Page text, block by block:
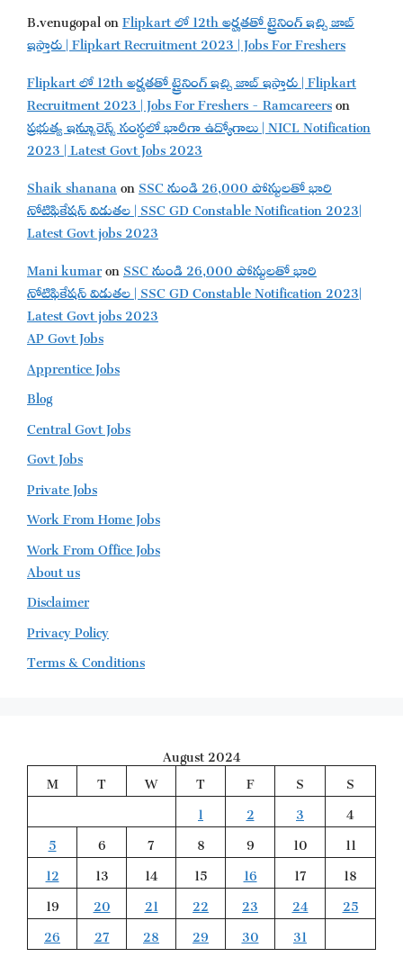
B.venugopalonFlipkart లో 12th అర్హతతో ట్రైనింగ్ ఇచ్చి జాబ్
ఇస్తారు | Flipkart Recruitment 2023 | Jobs For Freshers
Flipkart లో 12th అర్హతతో ట్రైనింగ్ ఇచ్చి జాబ్ ఇస్తారు | Flipkart
Recruitment 2023 | Jobs For Freshers - Ramcareerson
ప్రభుత్వ ఇన్సూరెన్స్ సంస్థలో భారీగా ఉద్యోగాలు | NICL Notification
2023 | Latest Govt Jobs 2023
Shaik shananaonSSC నుండి 26,000 పోస్టులతో భారి
నోటిఫికేషన్ విడుతల | SSC GD Constable Notification 2023|
Latest Govt jobs 2023
Mani kumaronSSC నుండి 26,000 పోస్టులతో భారి
నోటిఫికేషన్ విడుతల | SSC GD Constable Notification 2023|
Latest Govt jobs 2023
AP Govt Jobs
Apprentice Jobs
Blog
Central Govt Jobs
Govt Jobs
Private Jobs
Work From Home Jobs
Work From Office Jobs
About us
Disclaimer
Privacy Policy
Terms & Conditions
August 2024
M
T W T F S
S
1
2 3
4
5
6 7 8 9 10
11
12
13 14 15 16 17
18
19
20 21 22 23 24
25
26
27 28 29 30
31